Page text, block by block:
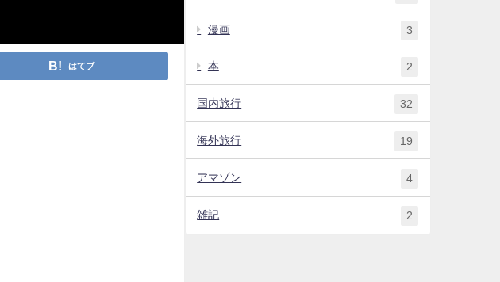
はてブ
漫画 3
本 2
国内旅行 32
海外旅行 19
アマゾン 4
雑記 2